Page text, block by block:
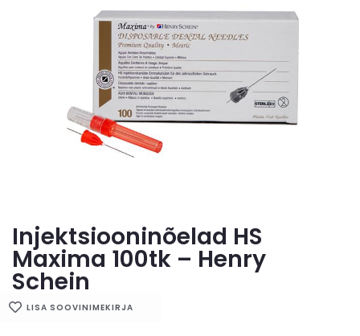
Injektsiooninõelad HS
Maxima 100tk – Henry
Schein
LISA SOOVINIMEKIRJA